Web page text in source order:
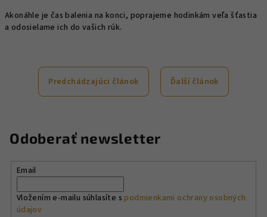
Akonáhle je čas balenia na konci, poprajeme hodinkám veľa šťastia
a odosielame ich do vašich rúk.
Predchádzajúci článok Ďalší článok
Odoberať newsletter
Email
Vložením e-mailu súhlasíte spodmienkami ochrany osobných
údajov